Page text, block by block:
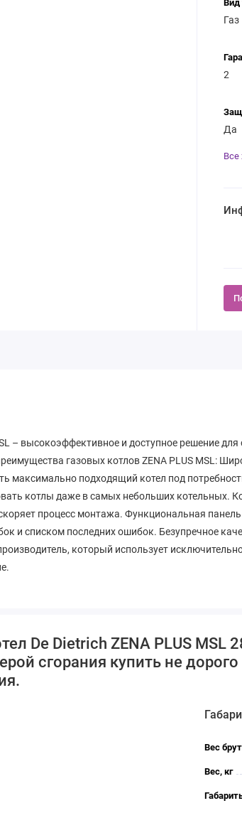
Вид
Газ
2
Да
Все
– высокоэффективное и доступное решение для
газовых котлов ZENA PLUS MSL:
максимально подходящий котел под
котлы даже в самых небольших котельных.
процесс монтажа. Функциональная
и списком последних ошибок. Безупречное
который использует
De Dietrich ZENA PLUS
сгорания купить не
Вес
Вес, кг